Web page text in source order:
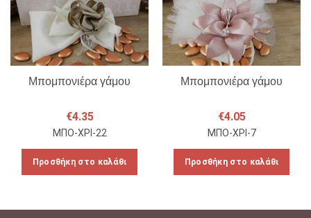
Μπομπονιέρα γάμου
€4.35
ΜΠΟ-ΧΡΙ-22
Προσθήκη στο καλάθι
Μπομπονιέρα γάμου
€4.05
ΜΠΟ-ΧΡΙ-7
Προσθήκη στο καλάθι